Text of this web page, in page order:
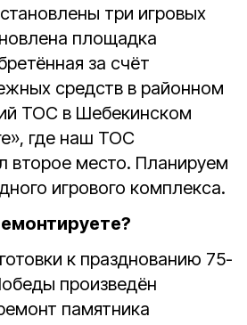
три игровых
площадка
за счёт
средств в районном
ТОС в Шебекинском
где наш ТОС
второе место. Планируем
игрового комплекса.
к празднованию 75-
произведён
памятника